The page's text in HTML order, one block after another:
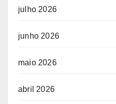
julho 2026
junho 2026
maio 2026
abril 2026